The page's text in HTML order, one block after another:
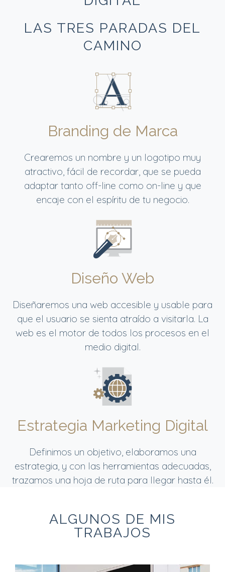
LAS TRES PARADAS DEL
CAMINO
Branding de Marca
Crearemos un nombre y un logotipo muy
atractivo, fácil de recordar, que se pueda
adaptar tanto off-line como on-line y que
encaje con el espíritu de tu negocio.
Diseño Web
Diseñaremos una web accesible y usable para
que el usuario se sienta atraído a visitarla. La
web es el motor de todos los procesos en el
medio digital.
Estrategia Marketing Digital
Definimos un objetivo, elaboramos una
estrategia, y con las herramientas adecuadas,
trazamos una hoja de ruta para llegar hasta él.
ALGUNOS DE MIS
TRABAJOS